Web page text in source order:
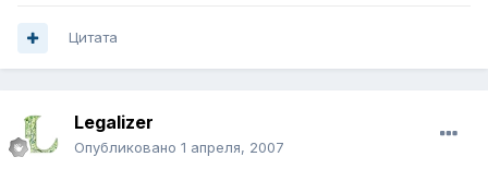
Цитата
Legalizer
Опубликовано 1 апреля, 2007